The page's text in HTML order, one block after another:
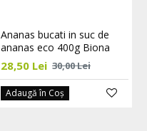
Ananas bucati in suc de
ananas eco 400g Biona
28,50 Lei 30,00 Lei
Adaugă în Coş